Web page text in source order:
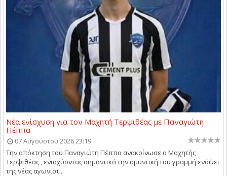
Νέα ενίσχυση για τον Μαχητή Τερψιθέας με Παναγιώτη
Πέππα
07 Αυγούστου 2026 23:19
Την απόκτηση του Παναγιώτη Πέππα ανακοίνωσε ο Μαχητής
Τερψιθέας , ενισχύοντας σημαντικά την αμυντική του γραμμή ενόψει
της νέας αγωνιστ...